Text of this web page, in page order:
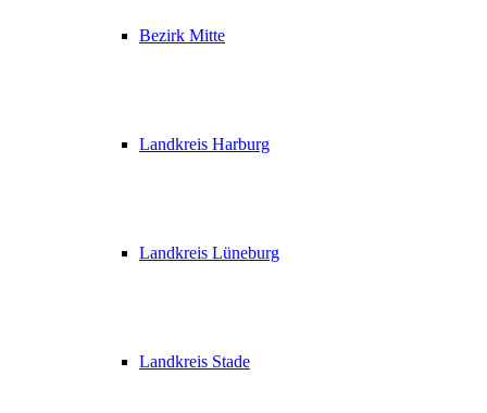
Bezirk Mitte
Landkreis Harburg
Landkreis Lüneburg
Landkreis Stade